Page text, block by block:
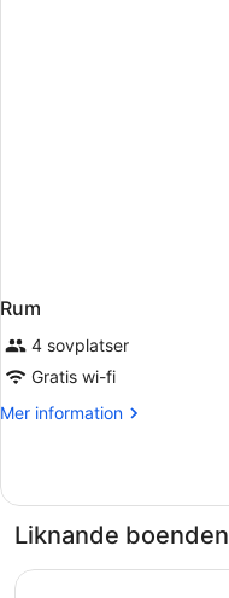
Rum
4 sovplatser
Gratis wi-fi
Mer information
Mer
Liknande boenden
tent Torremolinos